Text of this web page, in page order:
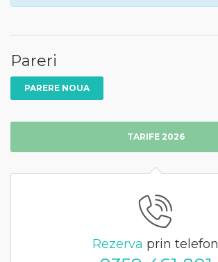
Pareri
PARERE NOUA
TARIFE 2026
Rezerva prin telefon